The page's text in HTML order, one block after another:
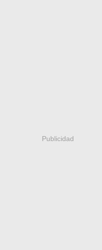
Publicidad